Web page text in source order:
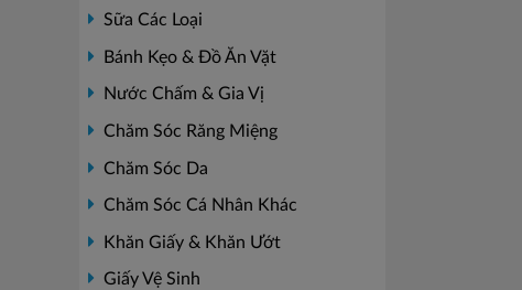
Sữa Các Loại
Bánh Kẹo & Đồ Ăn Vặt
Nước Chấm & Gia Vị
Chăm Sóc Răng Miệng
Chăm Sóc Da
Chăm Sóc Cá Nhân Khác
Khăn Giấy & Khăn Ướt
Giấy Vệ Sinh